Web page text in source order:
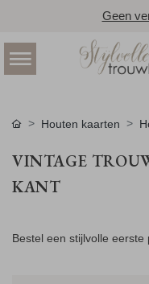
Geen
Houten kaarten
VINTAGE
KANT
Bestel een stijlvolle eerste